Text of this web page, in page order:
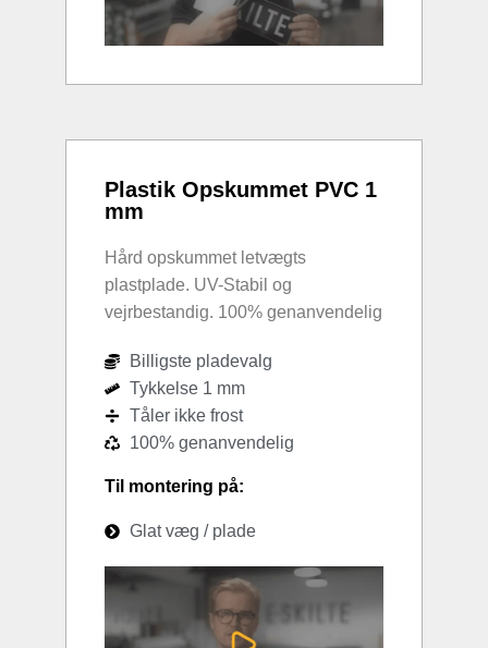
Plastik Opskummet PVC 1
mm
Hård opskummet letvægts
plastplade. UV-Stabil og
vejrbestandig. 100% genanvendelig
Billigste pladevalg
Tykkelse 1 mm
Tåler ikke frost
100% genanvendelig
Til montering på:
Glat væg / plade